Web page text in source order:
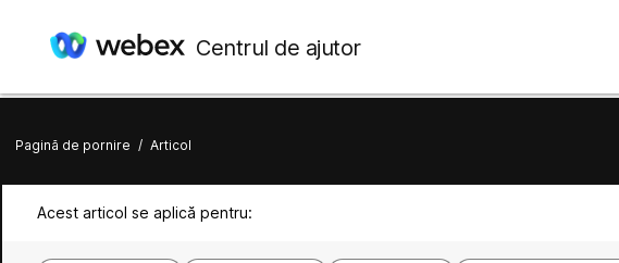
Centrul de ajutor
Pagină de pornire / Articol
Acest articol se aplică pentru: